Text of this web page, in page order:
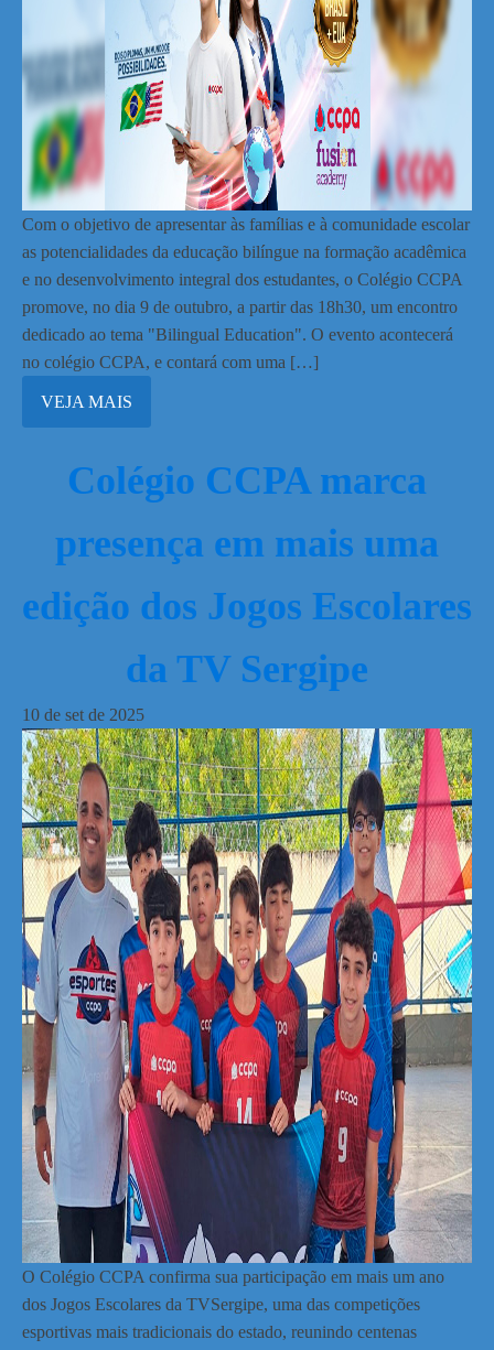
Com o objetivo de apresentar às famílias e à comunidade escolar
as potencialidades da educação bilíngue na formação acadêmica
e no desenvolvimento integral dos estudantes, o Colégio CCPA
promove, no dia 9 de outubro, a partir das 18h30, um encontro
dedicado ao tema "Bilingual Education". O evento acontecerá
no colégio CCPA, e contará com uma […]
VEJA MAIS
Colégio CCPA marca
presença em mais uma
edição dos Jogos Escolares
da TV Sergipe
10 de set de 2025
O Colégio CCPA confirma sua participação em mais um ano
dos Jogos Escolares da TVSergipe, uma das competições
esportivas mais tradicionais do estado, reunindo centenas